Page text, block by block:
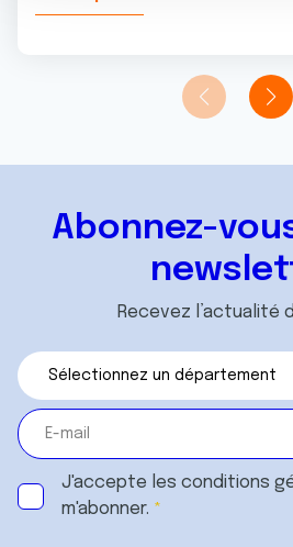
avec d'autres informations que
ou qu'ils ont collectées lors de
Abonnez-
Recevez l’actualité
J'accepte les conditions
m'abonner.